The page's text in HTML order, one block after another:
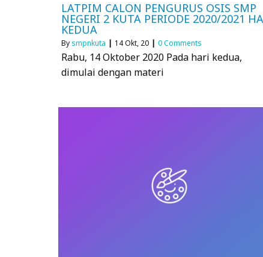
LATPIM CALON PENGURUS OSIS SMP
NEGERI 2 KUTA PERIODE 2020/2021
KEDUA
By smpnkuta | 14Okt, 20 | 0 Comments
Rabu, 14 Oktober 2020 Pada hari kedua,
dimulai dengan materi